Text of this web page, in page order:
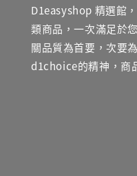
D1easyshop 精選館
類商品，一次滿足於
關品質為首要，次要
d1choice的精神，商